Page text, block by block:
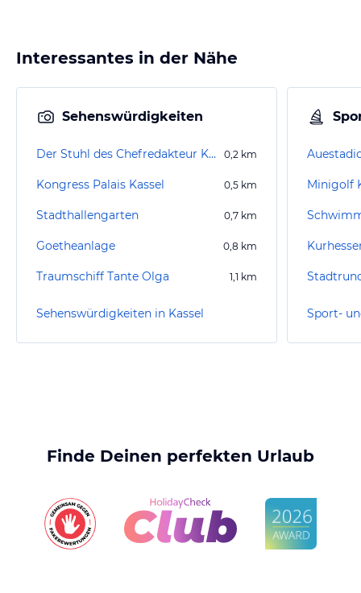
Interessantes in der Nähe
Sehenswürdigkeiten
Der Stuhl des Chefredakteur Karl Marx 0,2 km
Kongress Palais Kassel 0,5 km
Stadthallengarten 0,7 km
Goetheanlage 0,8 km
Traumschiff Tante Olga 1,1 km
Sehenswürdigkeiten in Kassel
Minigolf
Sport-
Finde Deinen perfekten Urlaub